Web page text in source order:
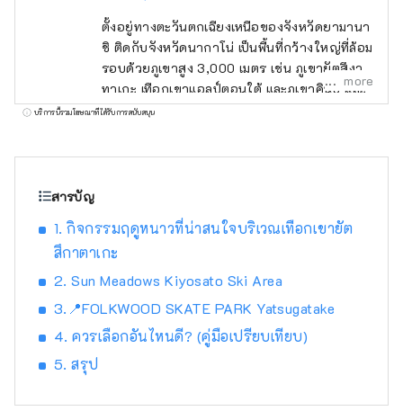
ตั้งอยู่ทางตะวันตกเฉียงเหนือของจังหวัดยามานา
ชิ ติดกับจังหวัดนากาโน่ เป็นพื้นที่กว้างใหญ่ที่ล้อม
รอบด้วยภูเขาสูง 3,000 เมตร เช่น ภูเขายัตสึงา
ทาเกะ เทือกเขาแอลป์ตอนใต้ และภูเขาคินปุ และ
มองเห็นภูเขาไฟฟูจิทางทิศใต้ ใช้เวลาเดินทางโดย
แห่งผืนน้ำอันโด่งดัง'' และพื้นที่ 3 แห่งได้รับเลือก
ให้เป็นหนึ่งใน 100 ผืนน้ำอันโด่งดังของญี่ปุ่น น้ำที่
อุดมสมบูรณ์นี้ได้รับความนิยมในฐานะน้ำ
ที่สุดแห่งหนึ่งในญี่ปุ่น สาเกผลิตจากน้ำใสเช่นกัน
และคุณสามารถเพลิดเพลินกับทิวทัศน์ธรรมชาติที่
more
บริการนี้รวมโฆษณาที่ได้รับการสนับสนุน
สารบัญ
1. กิจกรรมฤดูหนาวที่น่าสนใจบริเวณเทือกเขายัต
สึกาตาเกะ
2. Sun Meadows Kiyosato Ski Area
3.📍FOLKWOOD SKATE PARK Yatsugatake
4. ควรเลือกอันไหนดี? (คู่มือเปรียบเทียบ)
5. สรุป